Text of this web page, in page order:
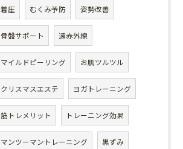
着圧 むくみ予防 姿勢改善
骨盤サポート 遠赤外線
マイルドピーリング お肌ツルツル
クリスマスエステ ヨガトレーニング
筋トレメリット トレーニング効果
マンツーマントレーニング 黒ずみ